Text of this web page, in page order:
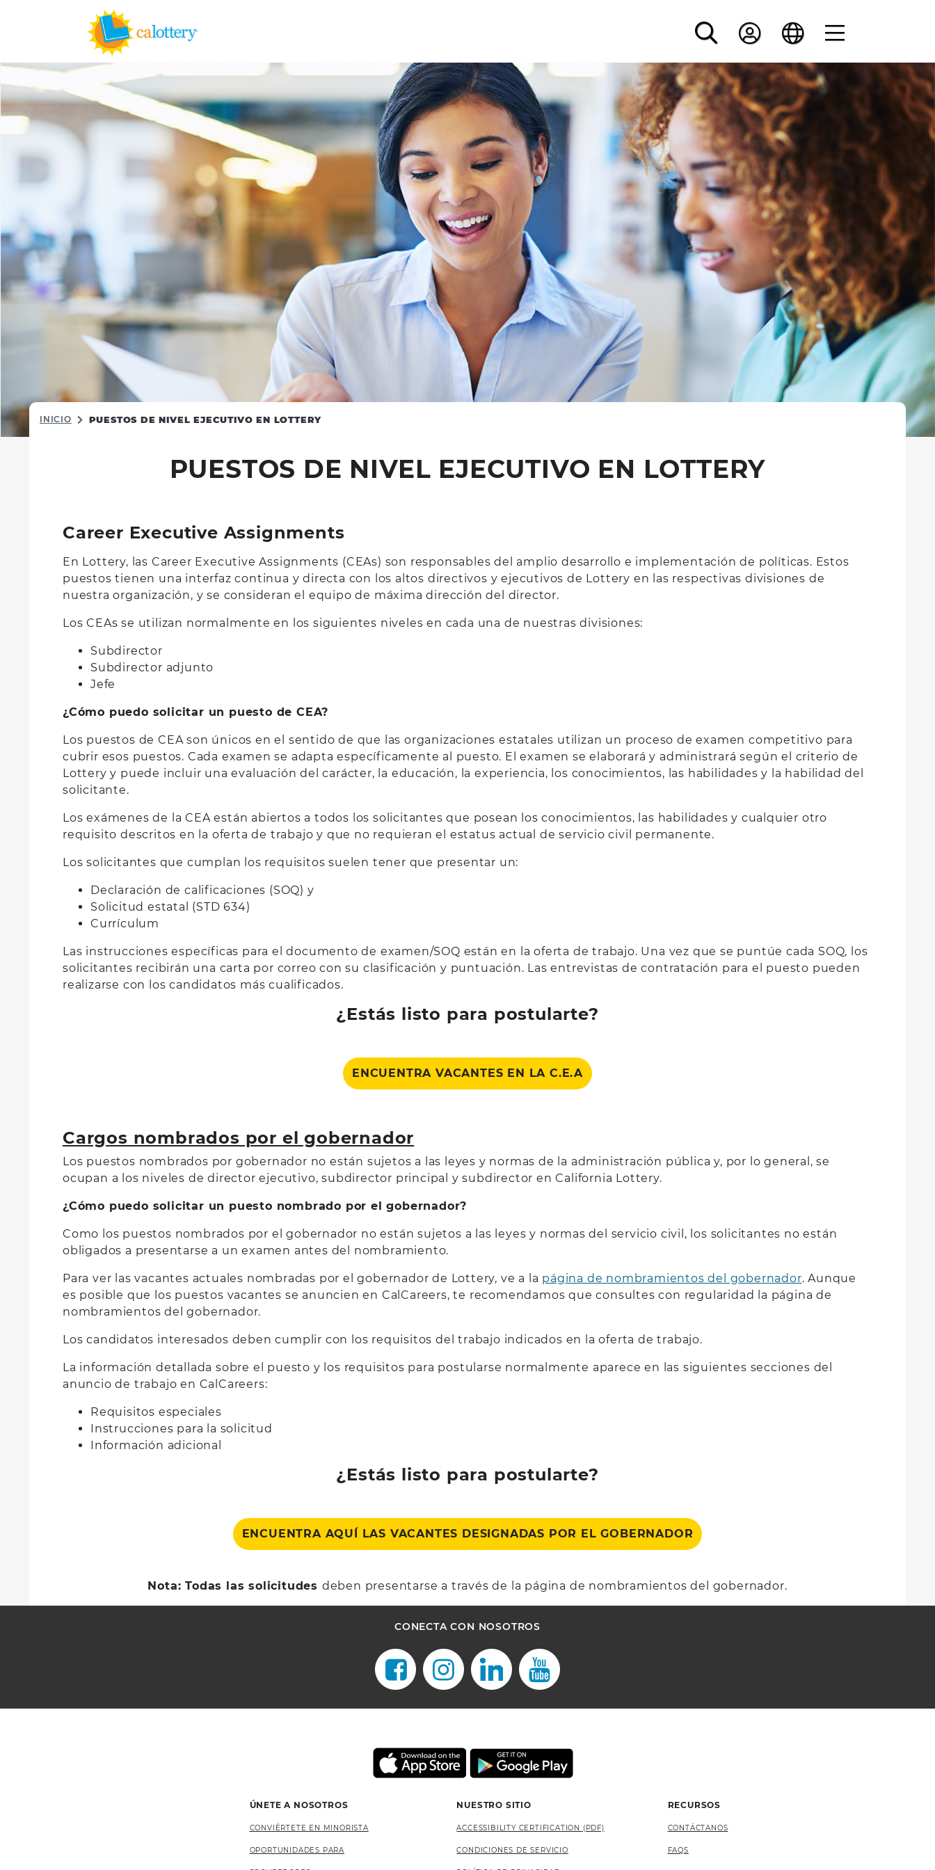
INICIO PUESTOS DE NIVEL EJECUTIVO EN LOTTERY
PUESTOS DE NIVEL EJECUTIVO EN LOTTERY
Career Executive Assignments
En Lottery, las Career Executive Assignments (CEAs) son responsables del amplio desarrollo e implementación de políticas. Estos
puestos tienen una interfaz continua y directa con los altos directivos y ejecutivos de Lottery en las respectivas divisiones de
nuestra organización, y se consideran el equipo de máxima dirección del director.
Los CEAs se utilizan normalmente en los siguientes niveles en cada una de nuestras divisiones:
Subdirector
Subdirector adjunto
Jefe
¿Cómo puedo solicitar un puesto de CEA?
Los puestos de CEA son únicos en el sentido de que las organizaciones estatales utilizan un proceso de examen competitivo para
cubrir esos puestos. Cada examen se adapta específicamente al puesto. El examen se elaborará y administrará según el criterio de
Lottery y puede incluir una evaluación del carácter, la educación, la experiencia, los conocimientos, las habilidades y la habilidad del
solicitante.
Los exámenes de la CEA están abiertos a todos los solicitantes que posean los conocimientos, las habilidades y cualquier otro
requisito descritos en la oferta de trabajo y que no requieran el estatus actual de servicio civil permanente.
Los solicitantes que cumplan los requisitos suelen tener que presentar un:
Declaración de calificaciones (SOQ) y
Solicitud estatal (STD 634)
Currículum
Las instrucciones específicas para el documento de examen/SOQ están en la oferta de trabajo. Una vez que se puntúe cada SOQ, los
solicitantes recibirán una carta por correo con su clasificación y puntuación. Las entrevistas de contratación para el puesto pueden
realizarse con los candidatos más cualificados.
¿Estás listo para postularte?
ENCUENTRA VACANTES EN LA C.E.A
Cargos nombrados por el gobernador
Los puestos nombrados por gobernador no están sujetos a las leyes y normas de la administración pública y, por lo general, se
ocupan a los niveles de director ejecutivo, subdirector principal y subdirector en California Lottery.
¿Cómo puedo solicitar un puesto nombrado por el gobernador?
Como los puestos nombrados por el gobernador no están sujetos a las leyes y normas del servicio civil, los solicitantes no están
obligados a presentarse a un examen antes del nombramiento.
Para ver las vacantes actuales nombradas por el gobernador de Lottery, ve a la página de nombramientos del gobernador. Aunque
es posible que los puestos vacantes se anuncien en CalCareers, te recomendamos que consultes con regularidad la página de
nombramientos del gobernador.
Los candidatos interesados deben cumplir con los requisitos del trabajo indicados en la oferta de trabajo.
La información detallada sobre el puesto y los requisitos para postularse normalmente aparece en las siguientes secciones del
anuncio de trabajo en CalCareers:
Requisitos especiales
Instrucciones para la solicitud
Información adicional
¿Estás listo para postularte?
ENCUENTRA AQUÍ LAS VACANTES DESIGNADAS POR EL GOBERNADOR
Nota: Todas las solicitudes deben presentarse a través de la página de nombramientos del gobernador.
CONECTA CON NOSOTROS
ÚNETE A NOSOTROS
CONVIÉRTETE EN MINORISTA
OPORTUNIDADES PARA
NUESTRO SITIO
ACCESSIBILITY CERTIFICATION (PDF)
CONDICIONES DE SERVICIO
RECURSOS
CONTÁCTANOS
FAQS